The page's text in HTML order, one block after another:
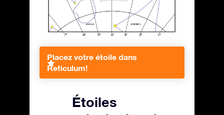
Placez votre étoile dans
Reticulum!
Étoiles